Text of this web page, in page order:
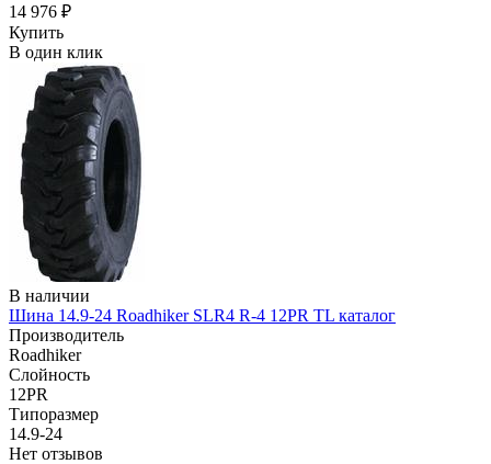
14 976 ₽
Купить
В один клик
В наличии
Шина 14.9-24 Roadhiker SLR4 R-4 12PR TL каталог
Производитель
Roadhiker
Слойность
12PR
Типоразмер
14.9-24
Нет отзывов